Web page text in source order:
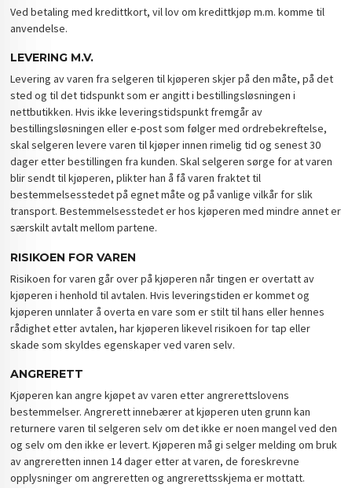
Ved betaling med kredittkort, vil lov om kredittkjøp m.m. komme til
anvendelse.
LEVERING M.V.
Levering av varen fra selgeren til kjøperen skjer på den måte, på det
sted og til det tidspunkt som er angitt i bestillingsløsningen i
nettbutikken. Hvis ikke leveringstidspunkt fremgår av
bestillingsløsningen eller e-post som følger med ordrebekreftelse,
skal selgeren levere varen til kjøper innen rimelig tid og senest 30
dager etter bestillingen fra kunden. Skal selgeren sørge for at varen
blir sendt til kjøperen, plikter han å få varen fraktet til
bestemmelsesstedet på egnet måte og på vanlige vilkår for slik
transport. Bestemmelsesstedet er hos kjøperen med mindre annet er
særskilt avtalt mellom partene.
RISIKOEN FOR VAREN
Risikoen for varen går over på kjøperen når tingen er overtatt av
kjøperen i henhold til avtalen. Hvis leveringstiden er kommet og
kjøperen unnlater å overta en vare som er stilt til hans eller hennes
rådighet etter avtalen, har kjøperen likevel risikoen for tap eller
skade som skyldes egenskaper ved varen selv.
ANGRERETT
Kjøperen kan angre kjøpet av varen etter angrerettslovens
bestemmelser. Angrerett innebærer at kjøperen uten grunn kan
returnere varen til selgeren selv om det ikke er noen mangel ved den
og selv om den ikke er levert. Kjøperen må gi selger melding om bruk
av angreretten innen 14 dager etter at varen, de foreskrevne
opplysninger om angreretten og angrerettsskjema er mottatt.